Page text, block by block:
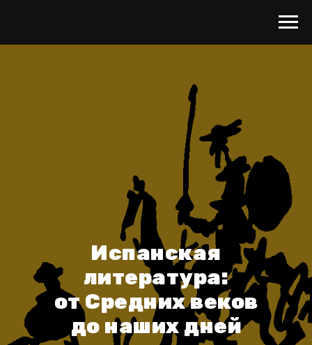
Испанская
литература:
от Средних веков
до наших дней